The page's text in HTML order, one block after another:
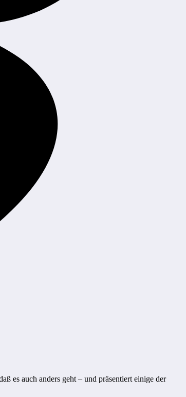
es auch anders geht – und präsentiert einige der